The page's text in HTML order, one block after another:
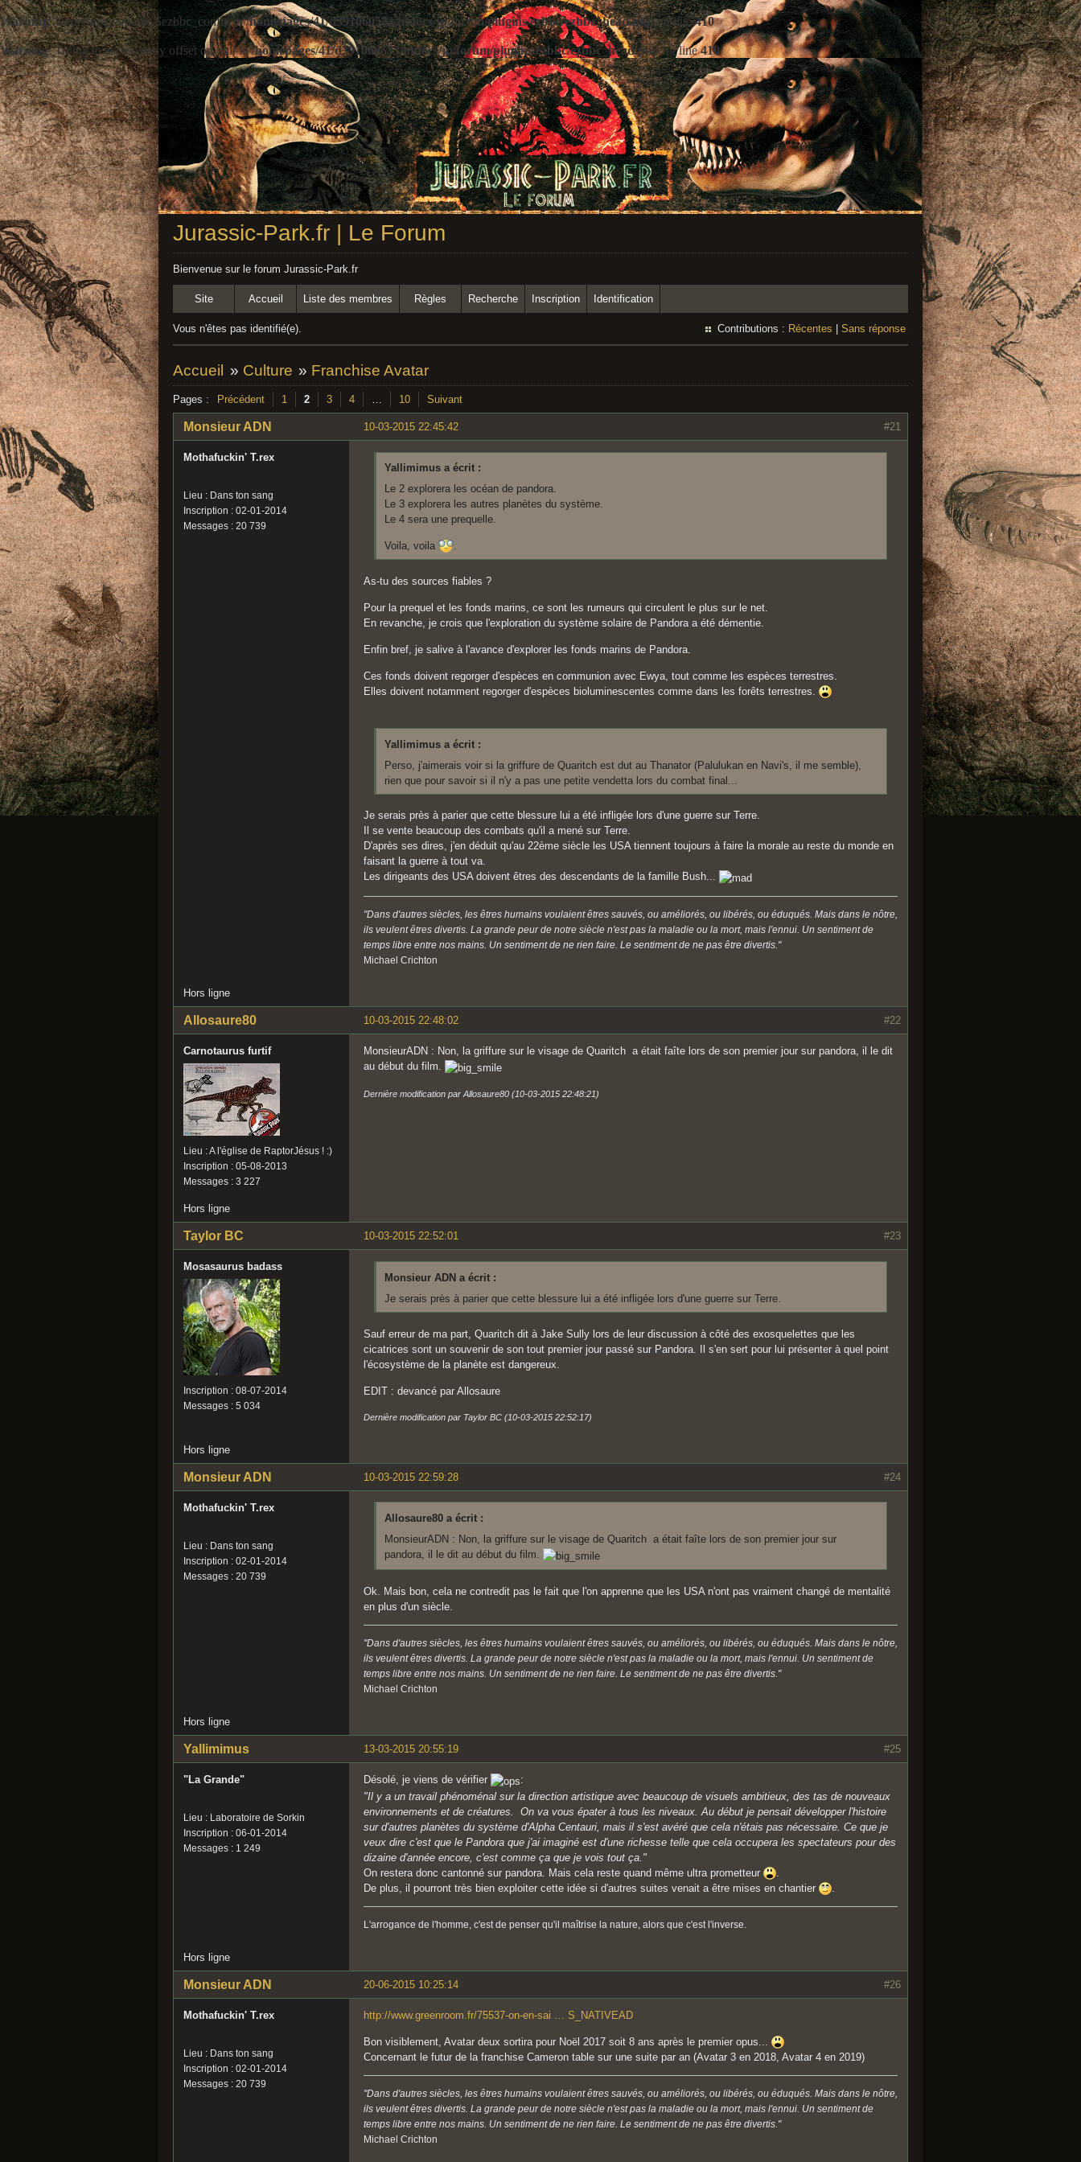
Warning: Undefined variable $ezbbc_config in/homepages/41/d391060533/htdocs/jp/forum/plugins/ezbbc/ezbbc_head.phpon line410
Warning: Trying to access array offset on null in/homepages/41/d391060533/htdocs/jp/forum/plugins/ezbbc/ezbbc_head.phpon line410
Jurassic-Park.fr | Le Forum
Bienvenue sur le forum Jurassic-Park.fr
Site Accueil Liste des membres Règles Recherche Inscription Identification
Vous n'êtes pas identifié(e). Contributions : Récentes Sans réponse
Accueil » Culture » Franchise Avatar
Pages : Précédent 1 2 3 4 … 10 Suivant
#21
10-03-2015 22:45:42
Monsieur ADN
Mothafuckin' T.rex
Lieu : Dans ton sang
Inscription : 02-01-2014
Messages : 20 739
Yallimimus a écrit :
Le 2 explorera les océan de pandora.
Le 3 explorera les autres planètes du système.
Le 4 sera une prequelle.
Voila, voila .
As-tu des sources fiables ?
Pour la prequel et les fonds marins, ce sont les rumeurs qui circulent le plus sur le net.
En revanche, je crois que l'exploration du système solaire de Pandora a été démentie.
Enfin bref, je salive à l'avance d'explorer les fonds marins de Pandora.
Ces fonds doivent regorger d'espèces en communion avec Ewya, tout comme les espèces terrestres.
Elles doivent notamment regorger d'espèces bioluminescentes comme dans les forêts terrestres.
Yallimimus a écrit :
Perso, j'aimerais voir si la griffure de Quaritch est dut au Thanator (Palulukan en Navi's, il me semble),
rien que pour savoir si il n'y a pas une petite vendetta lors du combat final...
Je serais près à parier que cette blessure lui a été infligée lors d'une guerre sur Terre.
Il se vente beaucoup des combats qu'il a mené sur Terre.
D'après ses dires, j'en déduit qu'au 22ème siècle les USA tiennent toujours à faire la morale au reste du monde en
faisant la guerre à tout va.
Les dirigeants des USA doivent êtres des descendants de la famille Bush...
"Dans d'autres siècles, les êtres humains voulaient êtres sauvés, ou améliorés, ou libérés, ou éduqués. Mais dans le nôtre,
ils veulent êtres divertis. La grande peur de notre siècle n'est pas la maladie ou la mort, mais l'ennui. Un sentiment de
temps libre entre nos mains. Un sentiment de ne rien faire. Le sentiment de ne pas être divertis."
Michael Crichton
Hors ligne
#22
10-03-2015 22:48:02
Allosaure80
Carnotaurus furtif
Lieu : A l'église de RaptorJésus ! :)
Inscription : 05-08-2013
Messages : 3 227
MonsieurADN : Non, la griffure sur le visage de Quaritch a était faîte lors de son premier jour sur pandora, il le dit
au début du film.
Dernière modification par Allosaure80 (10-03-2015 22:48:21)
Hors ligne
#23
10-03-2015 22:52:01
Taylor BC
Mosasaurus badass
Inscription : 08-07-2014
Messages : 5 034
Monsieur ADN a écrit :
Je serais près à parier que cette blessure lui a été infligée lors d'une guerre sur Terre.
Sauf erreur de ma part, Quaritch dit à Jake Sully lors de leur discussion à côté des exosquelettes que les
cicatrices sont un souvenir de son tout premier jour passé sur Pandora. Il s'en sert pour lui présenter à quel point
l'écosystème de la planète est dangereux.
EDIT : devancé par Allosaure
Dernière modification par Taylor BC (10-03-2015 22:52:17)
Hors ligne
#24
10-03-2015 22:59:28
Monsieur ADN
Mothafuckin' T.rex
Lieu : Dans ton sang
Inscription : 02-01-2014
Messages : 20 739
Allosaure80 a écrit :
MonsieurADN : Non, la griffure sur le visage de Quaritch a était faîte lors de son premier jour sur
pandora, il le dit au début du film.
Ok. Mais bon, cela ne contredit pas le fait que l'on apprenne que les USA n'ont pas vraiment changé de mentalité
en plus d'un siècle.
"Dans d'autres siècles, les êtres humains voulaient êtres sauvés, ou améliorés, ou libérés, ou éduqués. Mais dans le nôtre,
ils veulent êtres divertis. La grande peur de notre siècle n'est pas la maladie ou la mort, mais l'ennui. Un sentiment de
temps libre entre nos mains. Un sentiment de ne rien faire. Le sentiment de ne pas être divertis."
Michael Crichton
Hors ligne
#25
13-03-2015 20:55:19
Yallimimus
"La Grande"
Lieu : Laboratoire de Sorkin
Inscription : 06-01-2014
Messages : 1 249
Désolé, je viens de vérifier
:
"Il y a un travail phénoménal sur la direction artistique avec beaucoup de visuels ambitieux, des tas de nouveaux
environnements et de créatures. On va vous épater à tous les niveaux. Au début je pensait développer l'histoire
sur d'autres planètes du système d'Alpha Centauri, mais il s'est avéré que cela n'étais pas nécessaire. Ce que je
veux dire c'est que le Pandora que j'ai imaginé est d'une richesse telle que cela occupera les spectateurs pour des
dizaine d'année encore, c'est comme ça que je vois tout ça."
On restera donc cantonné sur pandora. Mais cela reste quand même ultra prometteur
De plus, il pourront très bien exploiter cette idée si d'autres suites venait a être mises en chantier
L'arrogance de l'homme, c'est de penser qu'il maîtrise la nature, alors que c'est l'inverse.
Hors ligne
#26
20-06-2015 10:25:14
Monsieur ADN
Mothafuckin' T.rex
Lieu : Dans ton sang
Inscription : 02-01-2014
Messages : 20 739
http://www.greenroom.fr/75537-on-en-sai … S_NATIVEAD
Bon visiblement, Avatar deux sortira pour Noël 2017 soit 8 ans après le premier opus...
Concernant le futur de la franchise Cameron table sur une suite par an (Avatar 3 en 2018, Avatar 4 en 2019)
"Dans d'autres siècles, les êtres humains voulaient êtres sauvés, ou améliorés, ou libérés, ou éduqués. Mais dans le nôtre,
ils veulent êtres divertis. La grande peur de notre siècle n'est pas la maladie ou la mort, mais l'ennui. Un sentiment de
temps libre entre nos mains. Un sentiment de ne rien faire. Le sentiment de ne pas être divertis."
Michael Crichton